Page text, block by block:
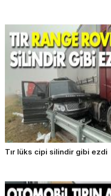
Tır lüks cipi silindir gibi ezdi